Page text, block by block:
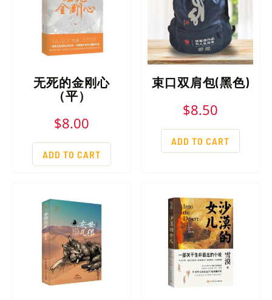
无死的金刚心
（平）
$8.00
ADD TO CART
束口双肩包(黑色)
$8.50
ADD TO CART